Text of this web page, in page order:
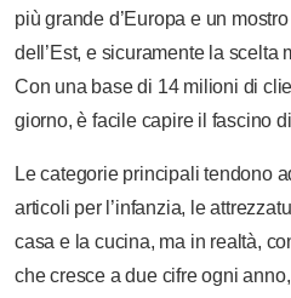
più grande d’Europa e un
dell’Est, e sicuramente la scelta
Con una base di 14 milioni di
giorno, è facile capire il fascino
Le categorie principali tendono
articoli per l’infanzia, le
casa e la cucina, ma in realtà,
che cresce a due cifre ogni